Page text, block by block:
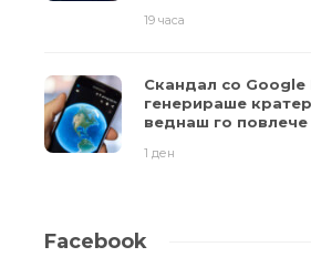
19 часа
Скандал со Google
генерираше
веднаш го повлече
1 ден
Facebook